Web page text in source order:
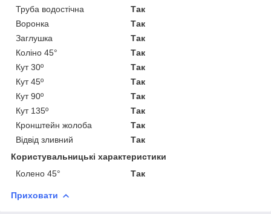
Труба водостічна
Так
Воронка
Так
Заглушка
Так
Коліно 45°
Так
Кут 30º
Так
Кут 45º
Так
Кут 90º
Так
Кут 135º
Так
Кронштейн жолоба
Так
Відвід зливний
Так
Користувальницькі характеристики
Колено 45°
Так
Приховати